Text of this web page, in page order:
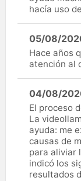
hacía uso
05/08/
Hace años
atención al
04/08/
El proceso
La
ayuda: me
causas de
para aliviar
indicó los
resultados